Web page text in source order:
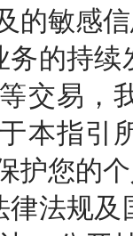
的敏感
务的持
交易，
本指引
护您的
律法规